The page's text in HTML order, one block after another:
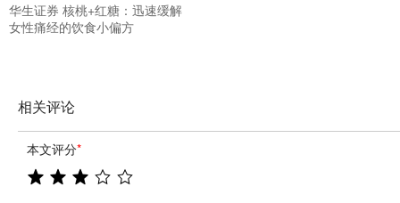
华生证券 核桃+红糖：迅速缓解
女性痛经的饮食小偏方
相关评论
本文评分*